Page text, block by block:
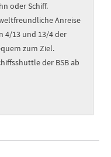
oder Schiff.
Anreise
4/13 und 13/4 der
zum Ziel.
der BSB ab